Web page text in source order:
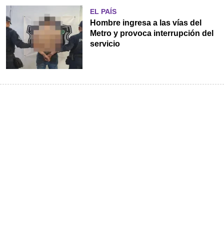
EL PAÍS
Hombre ingresa a las vías del
Metro y provoca interrupción del
servicio